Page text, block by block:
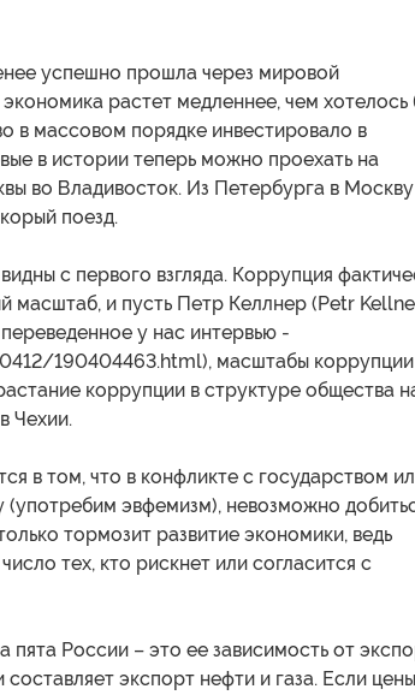
успешно прошла через мировой
растет медленнее, чем хотелось
в массовом порядке инвестировало в
в истории теперь можно проехать на
во Владивосток. Из Петербурга в Москву
поезд.
с первого взгляда. Коррупция
масштаб, и пусть Петр Келлнер (Petr
у нас интервью -
190404463.html), масштабы коррупции
коррупции в структуре общества
Чехии.
в том, что в конфликте с государством
(употребим эвфемизм), невозможно
тормозит развитие экономики, ведь
тех, кто рискнет или согласится с
России – это ее зависимость от
экспорт нефти и газа. Если цены